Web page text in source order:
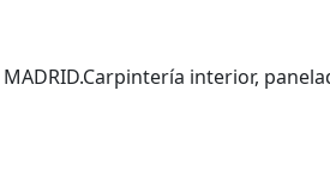
MADRID.Carpintería interior,